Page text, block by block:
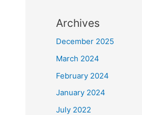
Archives
December 2025
March 2024
February 2024
January 2024
July 2022